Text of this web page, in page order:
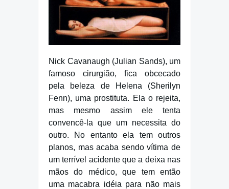
Nick Cavanaugh (Julian Sands), um
famoso cirurgião, fica obcecado
pela beleza de Helena (Sherilyn
Fenn), uma prostituta. Ela o rejeita,
mas mesmo assim ele tenta
convencê-la que um necessita do
outro. No entanto ela tem outros
planos, mas acaba sendo vítima de
um terrível acidente que a deixa nas
mãos do médico, que tem então
uma macabra idéia para não mais